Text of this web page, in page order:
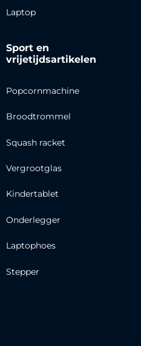
Laptop
Sport en
vrijetijdsartikelen
Popcornmachine
Broodtrommel
Squash racket
Vergrootglas
Kindertablet
Onderlegger
Laptophoes
Stepper